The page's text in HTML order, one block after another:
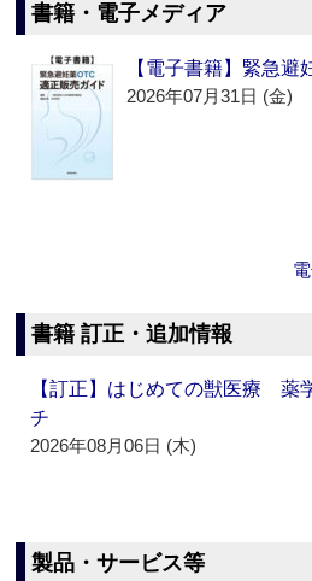
書籍・電子メディア
【電子書籍】緊急
2026年07月31日 (金)
書籍 訂正・追加情報
【訂正】はじめての獣医療 薬
チ
2026年08月06日 (木)
製品・サービス等